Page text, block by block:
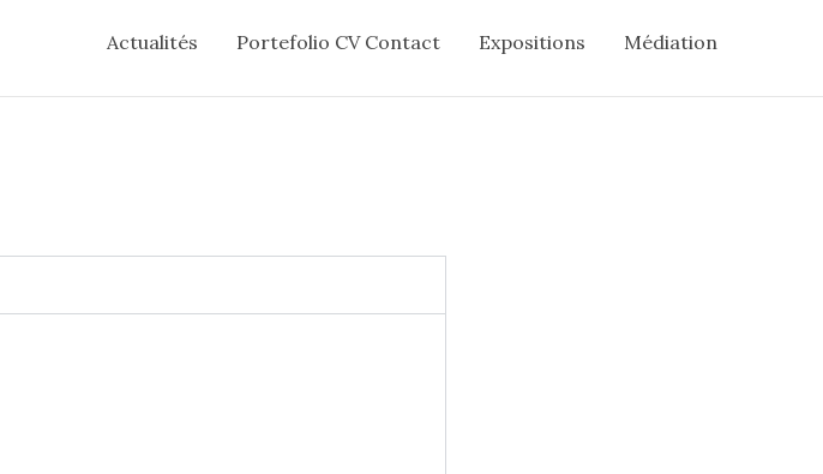
Actualités Portefolio CV Contact Expositions Médiation